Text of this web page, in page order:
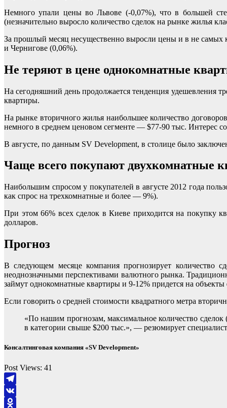
Немного упали цены во Львове (-0,07%), что в большей
(незначительно выросло количество сделок на рынке жилья
За прошлый месяц несущественно выросли цены и в не
и Чернигове (0,06%).
Не теряют в цене однокомнатные
На сегодняшний день продолжается тенденция удешевления
квартиры.
На рынке вторичного жилья наибольшее количество
немного в среднем ценовом сегменте — $77-90 тыс. Интерес
В августе, по данным SV Development, в столице было
Чаще всего покупают двухкомнатные
Наибольшим спросом у покупателей в августе 2012 года
как спрос на трехкомнатные и более — 9%).
При этом 66% всех сделок в Киеве приходится на покупку
долларов.
Прогноз
В следующем месяце компания прогнозирует количество
неоднозначными перспективами валютного рынка.
займут однокомнатные квартиры и 9-12% придется на объекты
Если говорить о средней стоимости квадратного метра
«По нашим прогнозам, максимальное количество
в категории свыше $200 тыс.», — резюмирует
Консалтинговая компания «SV Development»
Post Views: 41
Telegram
VK